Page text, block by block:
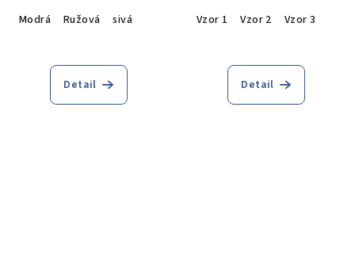
Modrá
Ružová sivá
Detail
Vzor 1
Vzor 2 Vzor 3
Detail